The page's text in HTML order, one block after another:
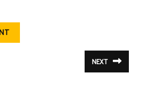
Post NEXT
post: